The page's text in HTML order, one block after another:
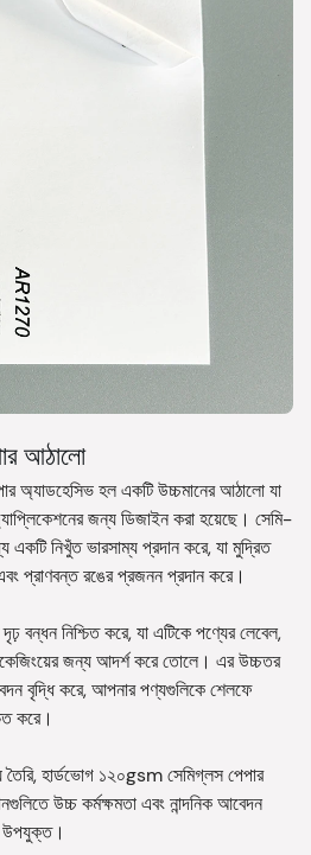
আঠালো
অ্যাডহেসিভ হল একটি উচ্চমানের আঠালো যা
জন্য ডিজাইন করা হয়েছে। সেমি-
নিখুঁত ভারসাম্য প্রদান করে, যা মুদ্রিত
প্রাণবন্ত রঙের প্রজনন প্রদান করে।
বন্ধন নিশ্চিত করে, যা এটিকে পণ্যের লেবেল,
জন্য আদর্শ করে তোলে। এর উচ্চতর
বৃদ্ধি করে, আপনার পণ্যগুলিকে শেলফে
করে।
তৈরি, হার্ডভোগ ১২০gsm সেমিগ্লস পেপার
উচ্চ কর্মক্ষমতা এবং নান্দনিক আবেদন
উপযুক্ত।